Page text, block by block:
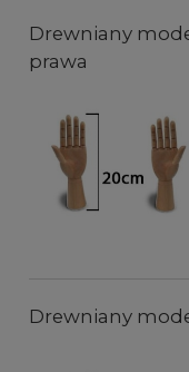
Drewniany
prawa
Drewniany